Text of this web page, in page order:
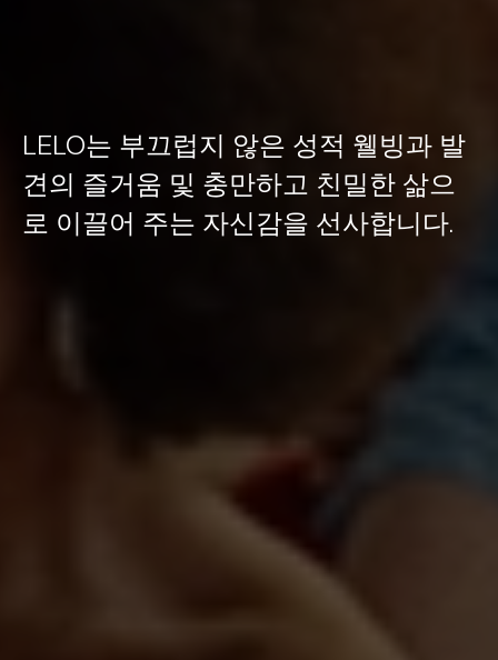
LELO는 부끄럽지 않은 성적 웰빙과 발
견의 즐거움 및 충만하고 친밀한 삶으
로 이끌어 주는 자신감을 선사합니다.